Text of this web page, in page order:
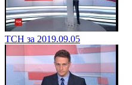
ТСН за 2019.09.05